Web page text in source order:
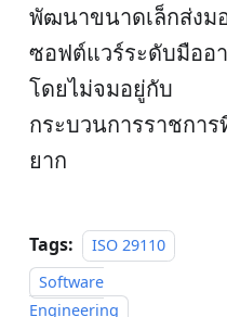
พัฒนาขนาดเล็กส่งม
ซอฟต์แวร์ระดับมืออ
โดยไม่จมอยู่กับ
กระบวนการราชการ
ยาก
Tags:
ISO 29110
Software
Engineering